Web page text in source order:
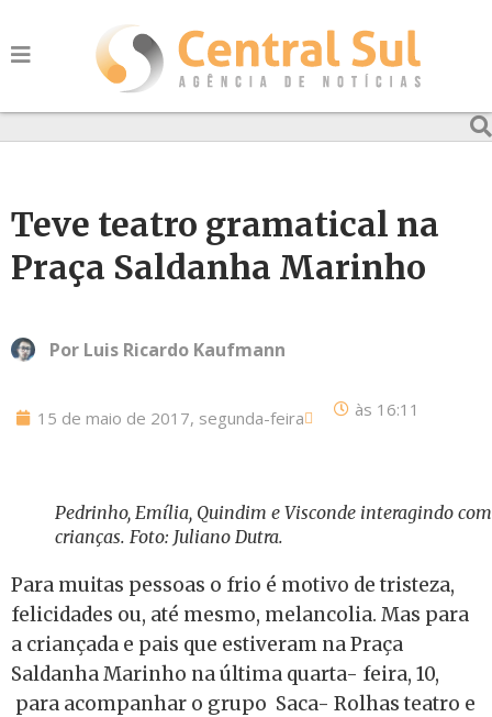
Teve teatro gramatical na
Praça Saldanha Marinho
Por Luis Ricardo Kaufmann
15 de maio de 2017, segunda-feira às 16:11
Pedrinho, Emília, Quindim e Visconde interagindo
crianças. Foto: Juliano Dutra.
Para muitas pessoas o frio é motivo de tristeza,
felicidades ou, até mesmo, melancolia. Mas para
a criançada e pais que estiveram na Praça
Saldanha Marinho na última quarta- feira, 10,
para acompanhar o grupo Saca- Rolhas teatro e